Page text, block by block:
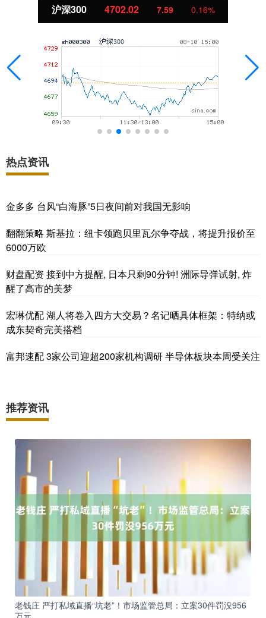
北证50 1122.88 -11.37 -1.00%
热点资讯
金多多 台风“白海豚”5日夜间前对我国无影响
翻翻策略 斯基拉：纽卡领跑贝里瓦尔争夺战，将提升报价至
6000万欧
财盘配资 接到中方提醒, 日本只剩90分钟! 洲际导弹试射, 炸
醒了高市的美梦
宏琳优配 湖人将卷入四方大交易？名记晒具体框架：特纳或
成东契奇完美搭档
富邦速配 3家公司迎超200家机构调研 半导体板块本周受关注
推荐资讯
老钱庄 严打私域直播“坑老”！市场监管总局：立案30件罚没956